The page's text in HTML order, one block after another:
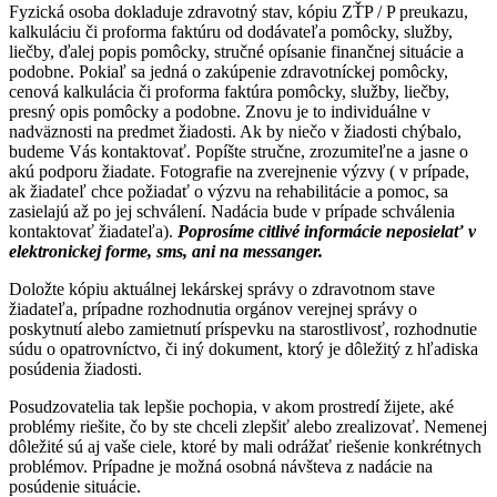
Fyzická osoba dokladuje zdravotný stav, kópiu ZŤP / P preukazu,
kalkuláciu či proforma faktúru od dodávateľa pomôcky, služby,
liečby, ďalej popis pomôcky, stručné opísanie finančnej situácie a
podobne. Pokiaľ sa jedná o zakúpenie zdravotníckej pomôcky,
cenová kalkulácia či proforma faktúra pomôcky, služby, liečby,
presný opis pomôcky a podobne. Znovu je to individuálne v
nadväznosti na predmet žiadosti. Ak by niečo v žiadosti chýbalo,
budeme Vás kontaktovať. Popíšte stručne, zrozumiteľne a jasne o
akú podporu žiadate. Fotografie na zverejnenie výzvy ( v prípade,
ak žiadateľ chce požiadať o výzvu na rehabilitácie a pomoc, sa
zasielajú až po jej schválení. Nadácia bude v prípade schválenia
kontaktovať žiadateľa). Poprosíme citlivé informácie neposielať v
elektronickej forme, sms, ani na messanger.
Doložte kópiu aktuálnej lekárskej správy o zdravotnom stave
žiadateľa, prípadne rozhodnutia orgánov verejnej správy o
poskytnutí alebo zamietnutí príspevku na starostlivosť, rozhodnutie
súdu o opatrovníctvo, či iný dokument, ktorý je dôležitý z hľadiska
posúdenia žiadosti.
Posudzovatelia tak lepšie pochopia, v akom prostredí žijete, aké
problémy riešite, čo by ste chceli zlepšiť alebo zrealizovať. Nemenej
dôležité sú aj vaše ciele, ktoré by mali odrážať riešenie konkrétnych
problémov. Prípadne je možná osobná návšteva z nadácie na
posúdenie situácie.